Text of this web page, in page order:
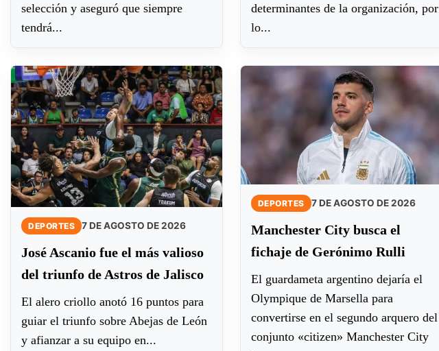
selección y aseguró que siempre
tendrá...
determinantes de la organización, por
lo...
DEPORTES 7 DE AGOSTO DE 2026
José Ascanio fue el más valioso
del triunfo de Astros de Jalisco
El alero criollo anotó 16 puntos para
guiar el triunfo sobre Abejas de León
y afianzar a su equipo en...
DEPORTES 7 DE AGOSTO DE 2026
Manchester City busca el
fichaje de Gerónimo Rulli
El guardameta argentino dejaría el
Olympique de Marsella para
convertirse en el segundo arquero del
conjunto «citizen» Manchester City